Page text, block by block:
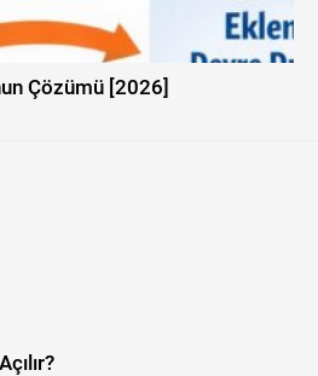
Çözümü [2026]